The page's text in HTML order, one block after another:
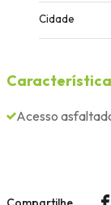
Cidade
Acesso